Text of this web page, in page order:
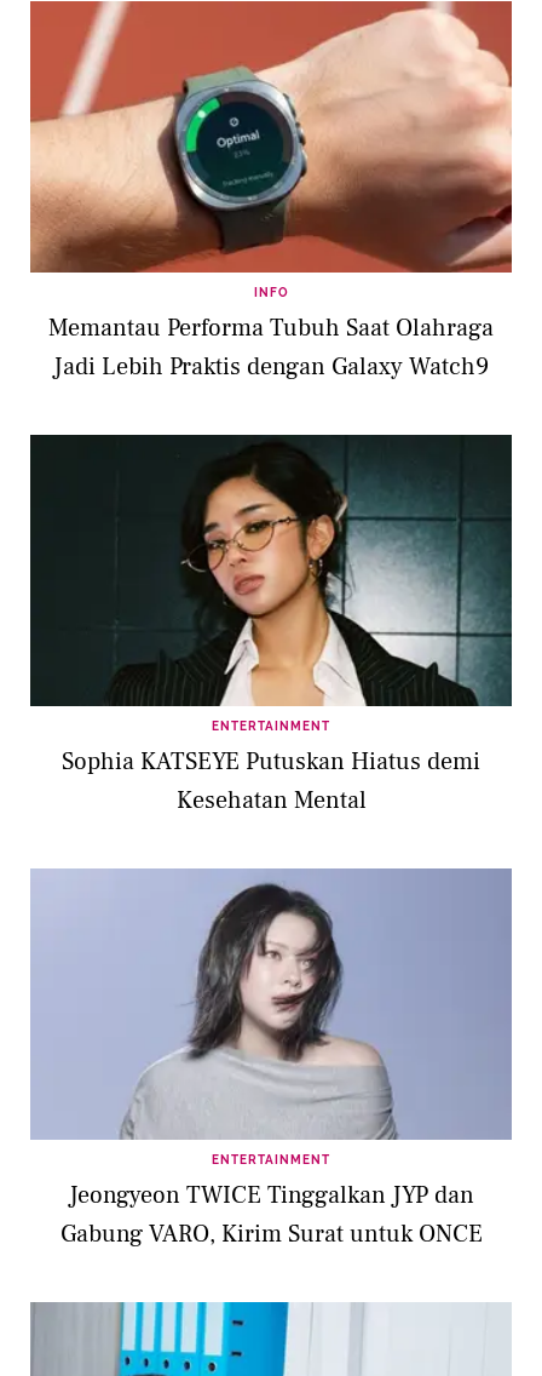
INFO
Memantau Performa Tubuh Saat Olahraga
Jadi Lebih Praktis dengan Galaxy Watch9
ENTERTAINMENT
Sophia KATSEYE Putuskan Hiatus demi
Kesehatan Mental
ENTERTAINMENT
Jeongyeon TWICE Tinggalkan JYP dan
Gabung VARO, Kirim Surat untuk ONCE